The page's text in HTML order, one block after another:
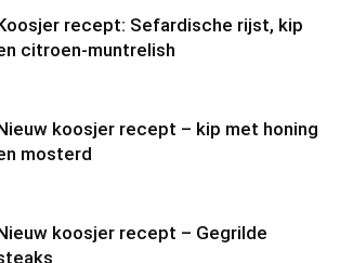
recept: Sefardische rijst, kip
citroen-muntrelish
koosjer recept – kip met honing
mosterd
koosjer recept – Gegrilde